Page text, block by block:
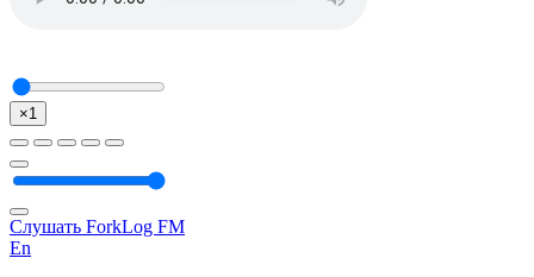
×1
Слушать ForkLog FM
En